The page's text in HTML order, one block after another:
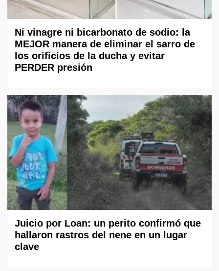
Ni vinagre ni bicarbonato de sodio: la
MEJOR manera de eliminar el sarro de
los orificios de la ducha y evitar
PERDER presión
Juicio por Loan: un perito confirmó que
hallaron rastros del nene en un lugar
clave